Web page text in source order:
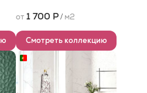
от 1 700 Р/ м2
Смотреть коллекцию